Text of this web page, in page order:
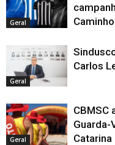
Geral
Caminho
Geral
Carlos
Geral
CBMSC
Guarda-
Catarina